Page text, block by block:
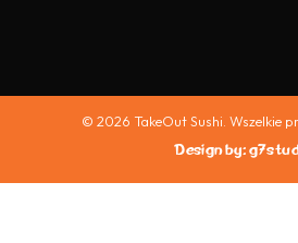
© 2026 TakeOut Sushi. Wszelkie
Design by: